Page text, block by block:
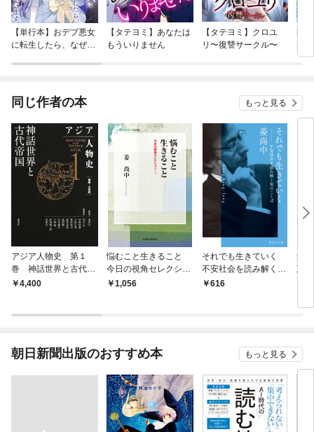
【単行本】おデブ悪女
に転生したら、なぜか
【タテヨミ】あなたは
もういりません
【タテヨミ】クロユ
リ〜復讐サークル〜
病
が
ぎ
同じ作者の本 もっと見る
アジア人物史 第１
巻 神話世界と古代帝
国4,400
悩むこと生きること
今日の視角セレクショ
ン１1,056
それでも生きていく
不安社会を読み解く知
のことば
616
最
政
朝日新聞出版のおすすめ本 もっと見る